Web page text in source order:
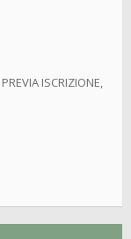
ISCRIZIONE,